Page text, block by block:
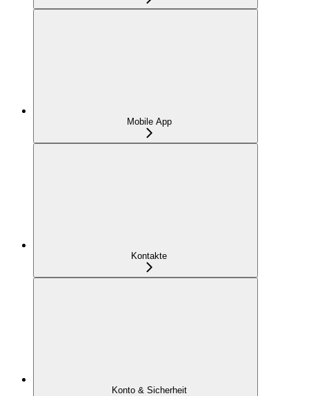
Mobile App
Kontakte
Konto & Sicherheit